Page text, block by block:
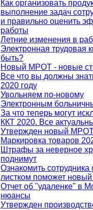
Как организовать
выполнение задач
и правильно оценить
работы
Летние изменения в
Электронная трудовая
быть?
Новый МРОТ - новые
Все что вы должны
2020 году
Увольняем по-новому
Электронным
За что теперь могут
ККТ 2020. Все
Утвержден новый
Маркировка товаров
Штрафы за неверное
поднимут
Ознакомить сотрудника
листком поможет
Отчет об "удаленке" в
нюансы
Утвержден